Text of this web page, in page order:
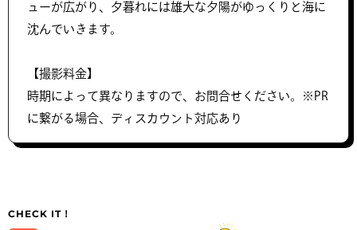
ューが広がり、夕暮れには雄大な夕陽がゆっくりと海に
沈んでいきます。
【撮影料金】
時期によって異なりますので、お問合せください。※PR
に繋がる場合、ディスカウント対応あり